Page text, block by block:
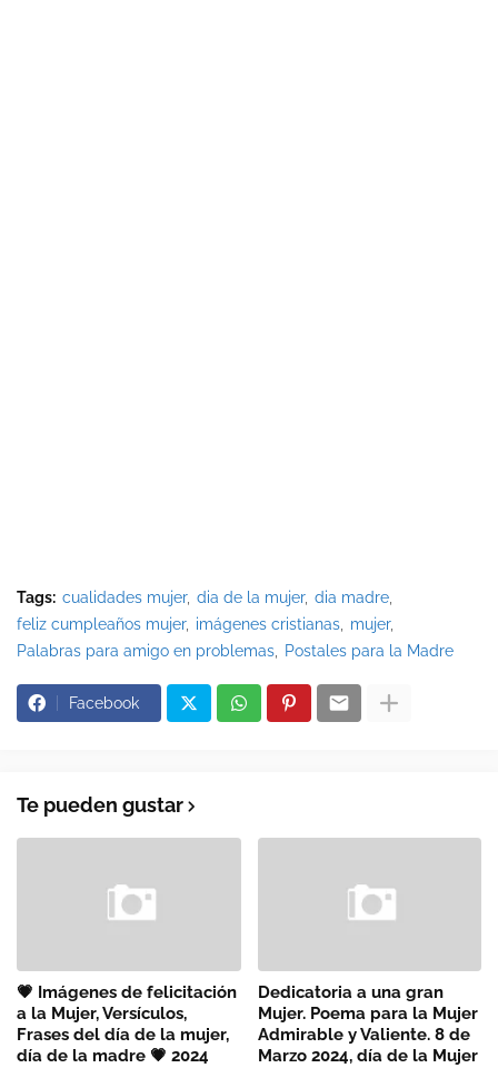
Tags: cualidades mujer dia de la mujer dia madre
feliz cumpleaños mujer
imágenes cristianas
mujer
Palabras para amigo en problemas
Postales para la Madre
Facebook
Te pueden gustar
💗 Imágenes de felicitación
a la Mujer, Versículos,
Frases del día de la mujer,
día de la madre 💗 2024
Dedicatoria a una gran
Mujer. Poema para la Mujer
Admirable y Valiente. 8 de
Marzo 2024, día de la Mujer